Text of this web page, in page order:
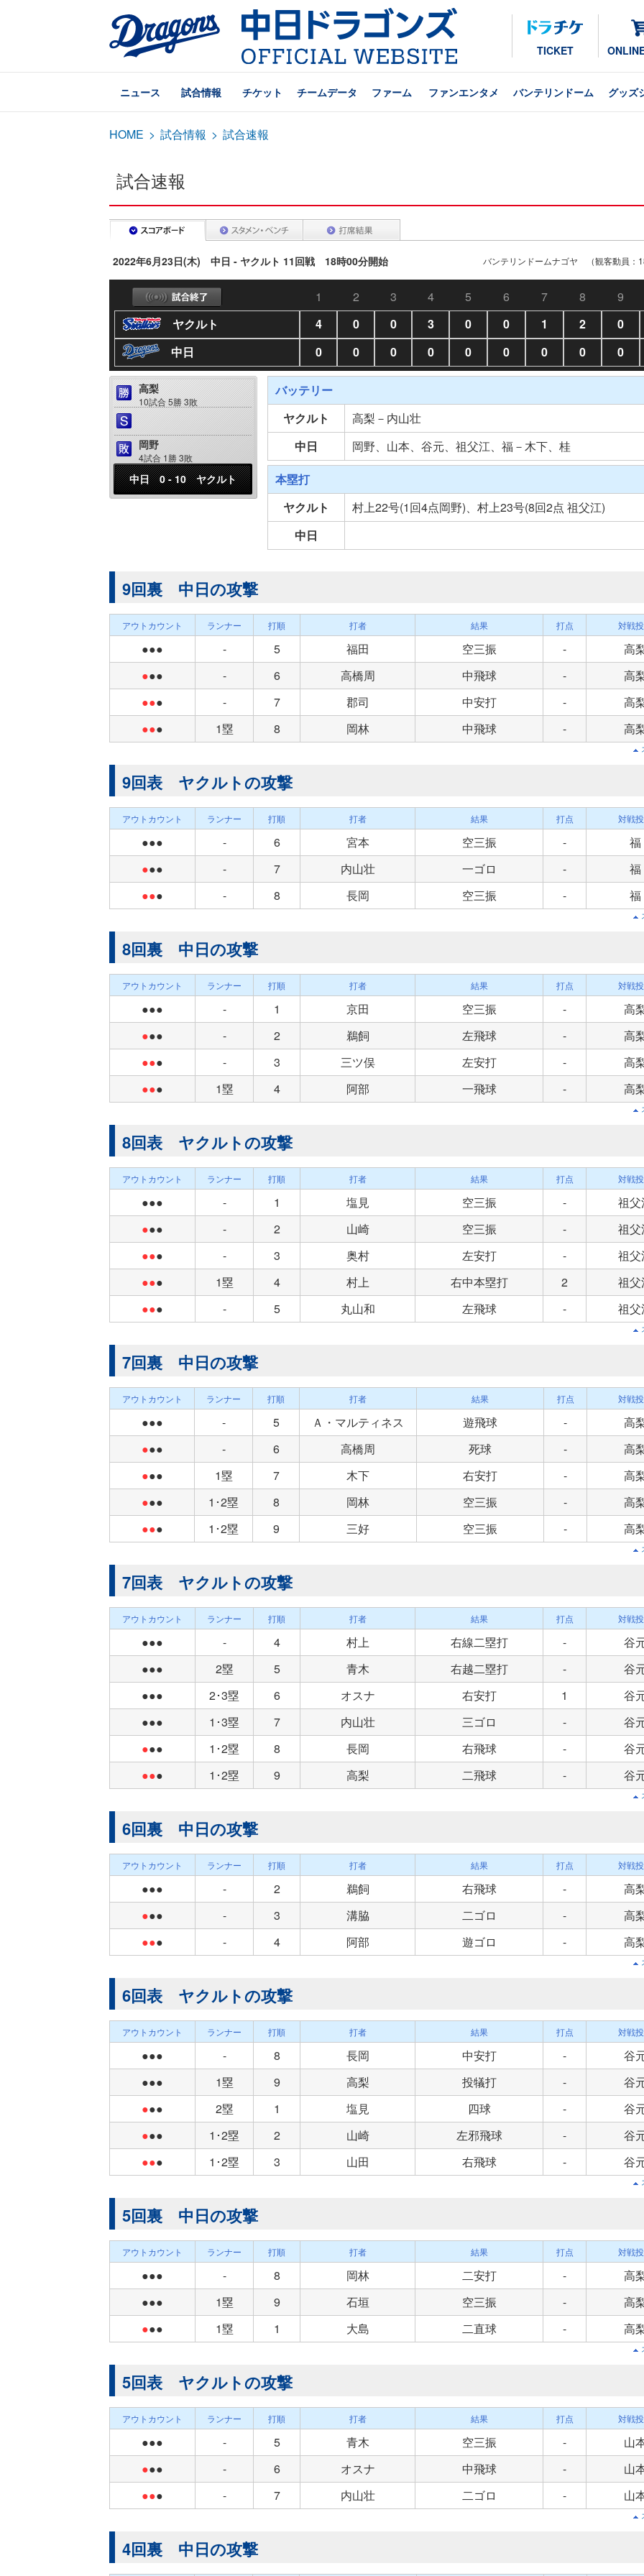
TICKET
ニュース 試合情報 チケット チームデータ ファーム ファンエンタメ バンテリンドーム グッズ
HOME > 試合情報 > 試合速報
試合速報
2022年6月23日(木) 中日 - ヤクルト 11回戦 18時00分開始 バンテリンドームナゴヤ （観客動員：
1 2 3 4 5 6 7 8 9
ヤクルト
4 0 0 3 0 0 1 2 0
中日
0 0 0 0 0 0 0 0 0
高梨
10試合 5勝 3敗
岡野
4試合 1勝 3敗
中日 0 - 10 ヤクルト
バッテリー
ヤクルト
高梨－内山壮
中日
岡野、山本、谷元、祖父江、福－木下、桂
本塁打
ヤクルト
村上22号(1回4点岡野)、村上23号(8回2点 祖父江)
中日
9回裏 中日の攻撃
アウトカウント ランナー 打順 打者 結果 打点 対戦
●●● - 5 福田 空三振 -
高
●●● - 6 高橋周 中飛球 -
高
●●● - 7 郡司 中安打 -
高
●●● 1塁 8 岡林 中飛球 - 高
9回表 ヤクルトの攻撃
アウトカウント ランナー 打順 打者 結果 打点 対戦
●●● - 6 宮本 空三振 -
福
●●● - 7 内山壮 一ゴロ -
福
●●● - 8 長岡 空三振 - 福
8回裏 中日の攻撃
アウトカウント ランナー 打順 打者 結果 打点 対戦
●●● - 1 京田 空三振 -
高
●●● - 2 鵜飼 左飛球 -
高
●●● - 3 三ツ俣 左安打 -
高
●●● 1塁 4 阿部 一飛球 - 高
8回表 ヤクルトの攻撃
アウトカウント ランナー 打順 打者 結果 打点 対戦
●●● - 1 塩見 空三振 -
祖父
●●● - 2 山崎 空三振 -
祖父
●●● - 3 奥村 左安打 -
祖父
●●● 1塁 4 村上 右中本塁打 2
祖父
●●● - 5 丸山和 左飛球 - 祖父
7回裏 中日の攻撃
アウトカウント ランナー 打順 打者 結果 打点 対戦
●●● - 5 Ａ・マルティネス 遊飛球 -
高
●●● - 6 高橋周 死球 -
高
●●● 1塁 7 木下 右安打 -
高
●●● 1･2塁 8 岡林 空三振 -
高
●●● 1･2塁 9 三好 空三振 - 高
7回表 ヤクルトの攻撃
アウトカウント ランナー 打順 打者 結果 打点 対戦
●●● - 4 村上 右線二塁打 -
谷
●●●
2塁 5 青木 右越二塁打 -
谷
●●●
2･3塁 6 オスナ 右安打 1
谷
●●●
1･3塁 7 内山壮 三ゴロ -
谷
●●● 1･2塁 8 長岡 右飛球 -
谷
●●● 1･2塁 9 高梨 二飛球 - 谷
6回裏 中日の攻撃
アウトカウント ランナー 打順 打者 結果 打点 対戦
●●● - 2 鵜飼 右飛球 -
高
●●● - 3 溝脇 二ゴロ -
高
●●● - 4 阿部 遊ゴロ - 高
6回表 ヤクルトの攻撃
アウトカウント ランナー 打順 打者 結果 打点 対戦
●●● - 8 長岡 中安打 -
谷
●●●
1塁 9 高梨 投犠打 -
谷
●●● 2塁 1 塩見 四球 -
谷
●●● 1･2塁 2 山崎 左邪飛球 -
谷
●●● 1･2塁 3 山田 右飛球 - 谷
5回裏 中日の攻撃
アウトカウント ランナー 打順 打者 結果 打点 対戦
●●● - 8 岡林 二安打 -
高
●●●
1塁 9 石垣 空三振 -
高
●●● 1塁 1 大島 二直球 - 高
5回表 ヤクルトの攻撃
アウトカウント ランナー 打順 打者 結果 打点 対戦
●●● - 5 青木 空三振 -
山
●●● - 6 オスナ 中飛球 -
山
●●● - 7 内山壮 二ゴロ - 山
4回裏 中日の攻撃